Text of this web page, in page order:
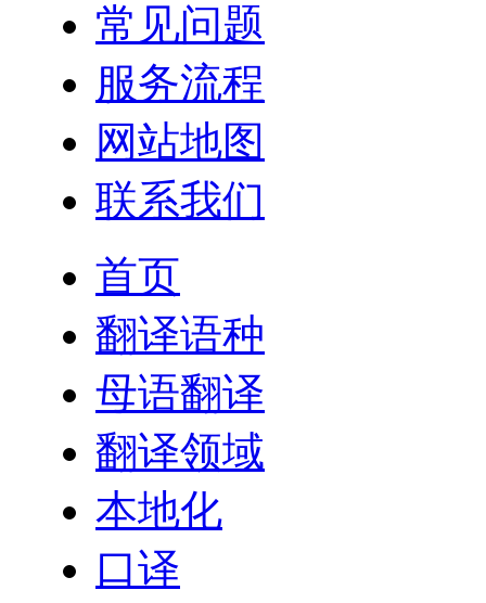
常见问题
服务流程
网站地图
联系我们
首页
翻译语种
母语翻译
翻译领域
本地化
口译